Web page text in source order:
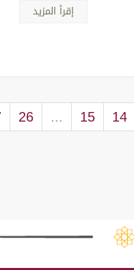
إقرأ المزيد
14
15
...
26